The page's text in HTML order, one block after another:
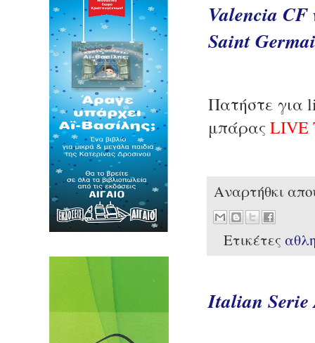
Valencia CF
Saint
Πατήστε για
μπάρας LIVE
Αναρτήθκι
Ετικέτες
Italian Serie